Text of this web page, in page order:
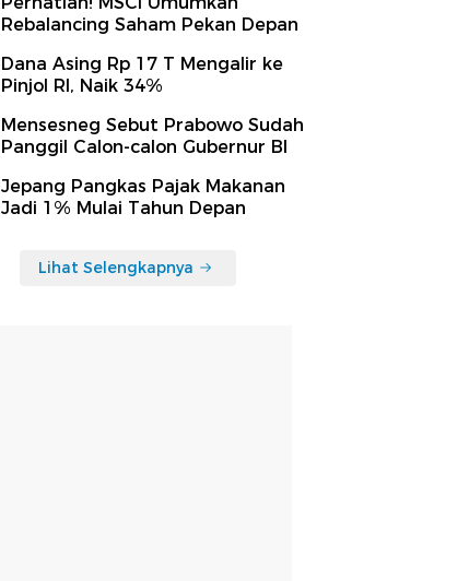
Rebalancing Saham Pekan Depan
Dana Asing Rp 17 T Mengalir ke
Pinjol RI, Naik 34%
Mensesneg Sebut Prabowo Sudah
Panggil Calon-calon Gubernur BI
Jepang Pangkas Pajak Makanan
Jadi 1% Mulai Tahun Depan
Lihat Selengkapnya